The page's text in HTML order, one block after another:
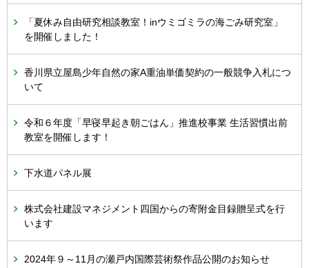
「夏休み自由研究相談教室！inウミゴミラの海ごみ研究室」
を開催しました！
香川県立屋島少年自然の家A重油単価契約の一般競争入札につ
いて
令和６年度「早寝早起き朝ごはん」推進校事業 生活習慣出前
教室を開催します！
下水道パネル展
株式会社建設マネジメント四国からの寄附金目録贈呈式を行
います
2024年９～11月の瀬戸内国際芸術祭作品公開のお知らせ